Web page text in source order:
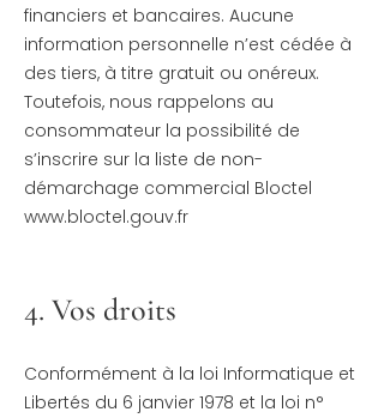
financiers et bancaires. Aucune
information personnelle n’est cédée à
des tiers, à titre gratuit ou onéreux.
Toutefois, nous rappelons au
consommateur la possibilité de
s’inscrire sur la liste de non-
démarchage commercial Bloctel
www.bloctel.gouv.fr
4. Vos droits
Conformément à la loi Informatique et
Libertés du 6 janvier 1978 et la loi n°